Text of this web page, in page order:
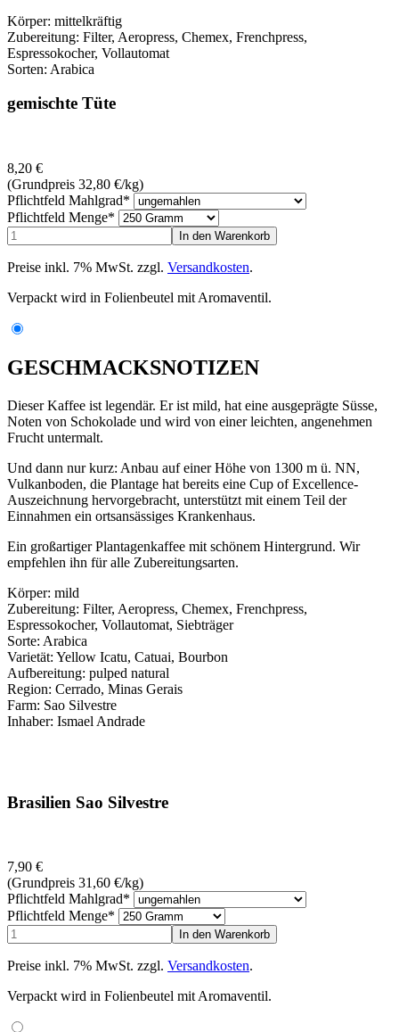
Körper: mittelkräftig
Zubereitung: Filter, Aeropress, Chemex, Frenchpress,
Espressokocher, Vollautomat
Sorten: Arabica
gemischte Tüte
8,20 €
(Grundpreis 32,80 €/kg)
Pflichtfeld Mahlgrad*
Pflichtfeld Menge*
Preise inkl. 7% MwSt. zzgl. Versandkosten.
Verpackt wird in Folienbeutel mit Aromaventil.
GESCHMACKSNOTIZEN
Dieser Kaffee ist legendär. Er ist mild, hat eine ausgeprägte Süsse,
Noten von Schokolade und wird von einer leichten, angenehmen
Frucht untermalt.
Und dann nur kurz: Anbau auf einer Höhe von 1300 m ü. NN,
Vulkanboden, die Plantage hat bereits eine Cup of Excellence-
Auszeichnung hervorgebracht, unterstützt mit einem Teil der
Einnahmen ein ortsansässiges Krankenhaus.
Ein großartiger Plantagenkaffee mit schönem Hintergrund. Wir
empfehlen ihn für alle Zubereitungsarten.
Körper: mild
Zubereitung: Filter, Aeropress, Chemex, Frenchpress,
Espressokocher, Vollautomat, Siebträger
Sorte: Arabica
Varietät: Yellow Icatu, Catuai, Bourbon
Aufbereitung: pulped natural
Region: Cerrado, Minas Gerais
Farm: Sao Silvestre
Inhaber: Ismael Andrade
Brasilien Sao Silvestre
7,90 €
(Grundpreis 31,60 €/kg)
Pflichtfeld Mahlgrad*
Pflichtfeld Menge*
Preise inkl. 7% MwSt. zzgl. Versandkosten.
Verpackt wird in Folienbeutel mit Aromaventil.